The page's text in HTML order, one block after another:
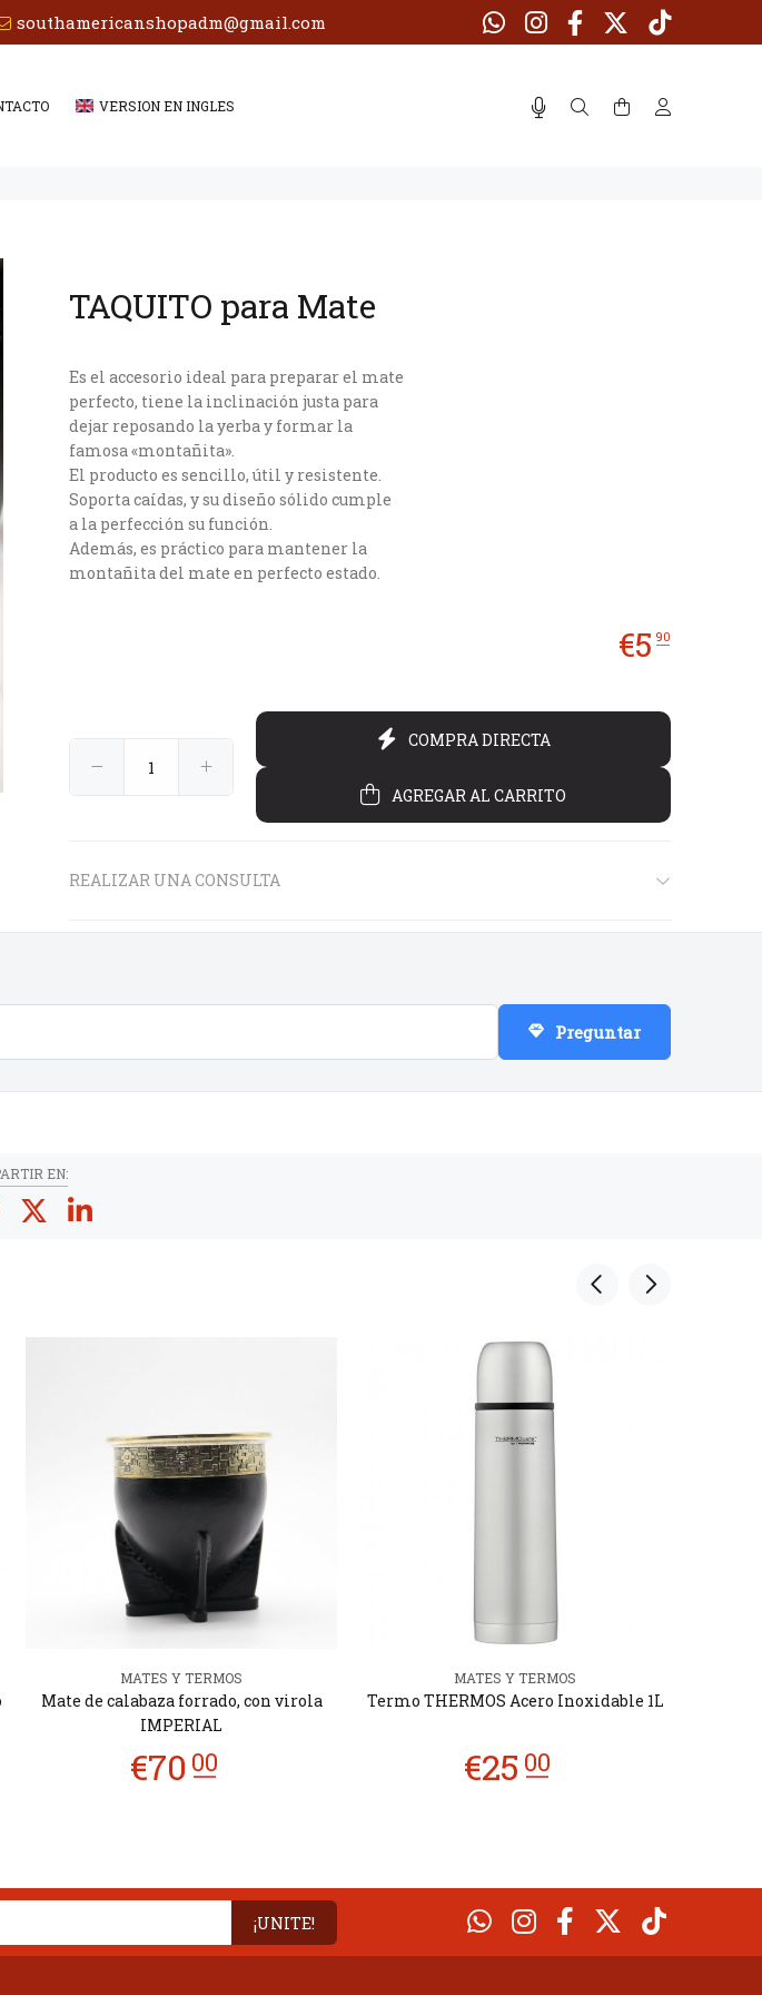
southamericanshopadm@gmail.com
VERSION EN INGLES
TAQUITO para Mate
Es el accesorio ideal para preparar el mate
perfecto, tiene la inclinación justa para
dejar reposando la yerba y formar la
famosa «montañita».
El producto es sencillo, útil y resistente.
Soporta caídas, y su diseño sólido cumple
a la perfección su función.
Además, es práctico para mantener la
montañita del mate en perfecto estado.
€5 90
COMPRA DIRECTA
AGREGAR AL CARRITO
REALIZAR UNA CONSULTA
Preguntar
EN:
MATES Y TERMOS
Mate de calabaza forrado, con virola
IMPERIAL
MATES Y TERMOS
Termo THERMOS Acero Inoxidable 1L
95 €990
¡UNITE!